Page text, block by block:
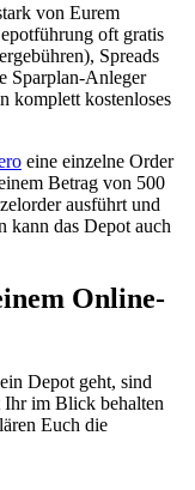
von Eurem
oft gratis
Spreads
Sparplan-Anleger
komplett kostenloses
eine einzelne Order
Betrag von 500
ausführt und
kann das Depot auch
Online-
Depot geht, sind
Ihr im Blick behalten
Euch die